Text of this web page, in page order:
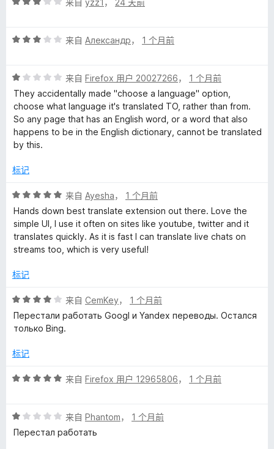
/
来自 yzz1 ， 24 天前
评
/
5
来自 Александр， 1 个月前
评
分
1
/
5
来自 Firefox 用户 20027266， 1 个月前
They accidentally made "choose a language" option,
choose what language it's translated TO, rather than from.
So any page that has an English word, or a word that also
happens to be in the English dictionary, cannot be translated
by this.
标记
评
分
5
/
5
来自 Ayesha， 1 个月前
Hands down best translate extension out there. Love the
simple UI, I use it often on sites like youtube, twitter and it
translates quickly. As it is fast I can translate live chats on
streams too, which is very useful!
标记
评
分
4
5
来自 CemKey， 1 个月前
Перестали работать Googl и Yandex переводы. Остался
только Bing.
标记
评
/
5
来自 Firefox 用户 12965806， 1 个月前
评
分
来自 Phantom， 1 个月前
Перестал работать